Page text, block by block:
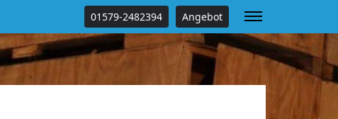
01579-2482394 Angebot